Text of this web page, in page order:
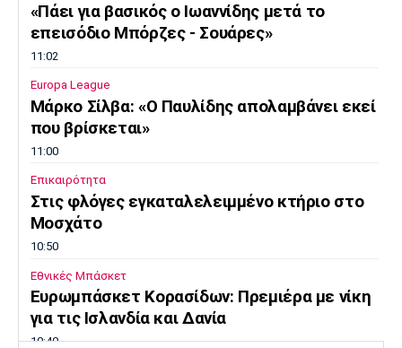
«Πάει για βασικός ο Ιωαννίδης μετά το
επεισόδιο Μπόρζες - Σουάρες»
11:02
Europa League
Μάρκο Σίλβα: «Ο Παυλίδης απολαμβάνει εκεί
που βρίσκεται»
11:00
Επικαιρότητα
Στις φλόγες εγκαταλελειμμένο κτήριο στο
Μοσχάτο
10:50
Εθνικές Μπάσκετ
Ευρωμπάσκετ Κορασίδων: Πρεμιέρα με νίκη
για τις Ισλανδία και Δανία
10:40